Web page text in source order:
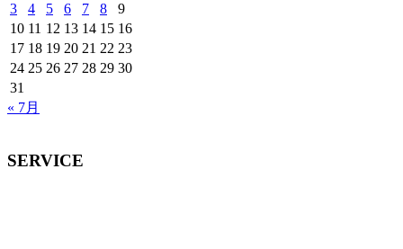
3
4 5 6 7 8
9
10 11 12 13 14 15 16
17 18 19 20 21 22 23
24 25 26 27 28 29 30
31
« 7月
SERVICE